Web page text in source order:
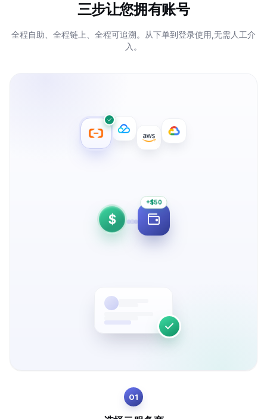
三步让您拥有账号
全程自助、全程链上、全程可追溯。从下单到登录使用,无需人工介
入。
$
+$50
01